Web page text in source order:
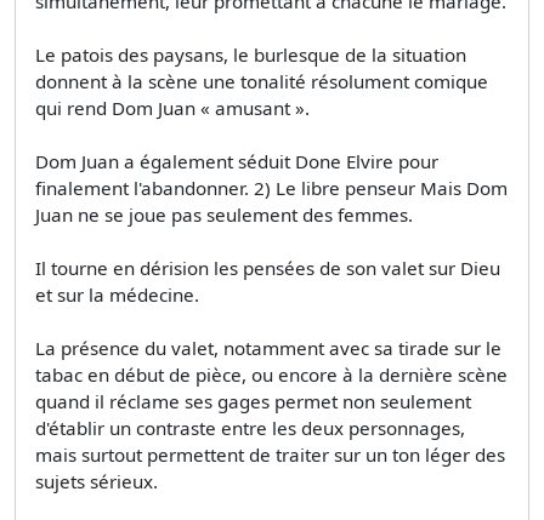
Le patois des paysans, le burlesque de la situation
donnent à la scène une tonalité résolument comique
qui rend Dom Juan « amusant ».
Dom Juan a également séduit Done Elvire pour
finalement l'abandonner. 2) Le libre penseur Mais Dom
Juan ne se joue pas seulement des femmes.
Il tourne en dérision les pensées de son valet sur Dieu
et sur la médecine.
La présence du valet, notamment avec sa tirade sur le
tabac en début de pièce, ou encore à la dernière scène
quand il réclame ses gages permet non seulement
d'établir un contraste entre les deux personnages,
mais surtout permettent de traiter sur un ton léger des
sujets sérieux.